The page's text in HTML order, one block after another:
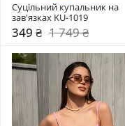
Суцільний купальник на
зав'язках KU-1019
349 ₴ 1 749 ₴